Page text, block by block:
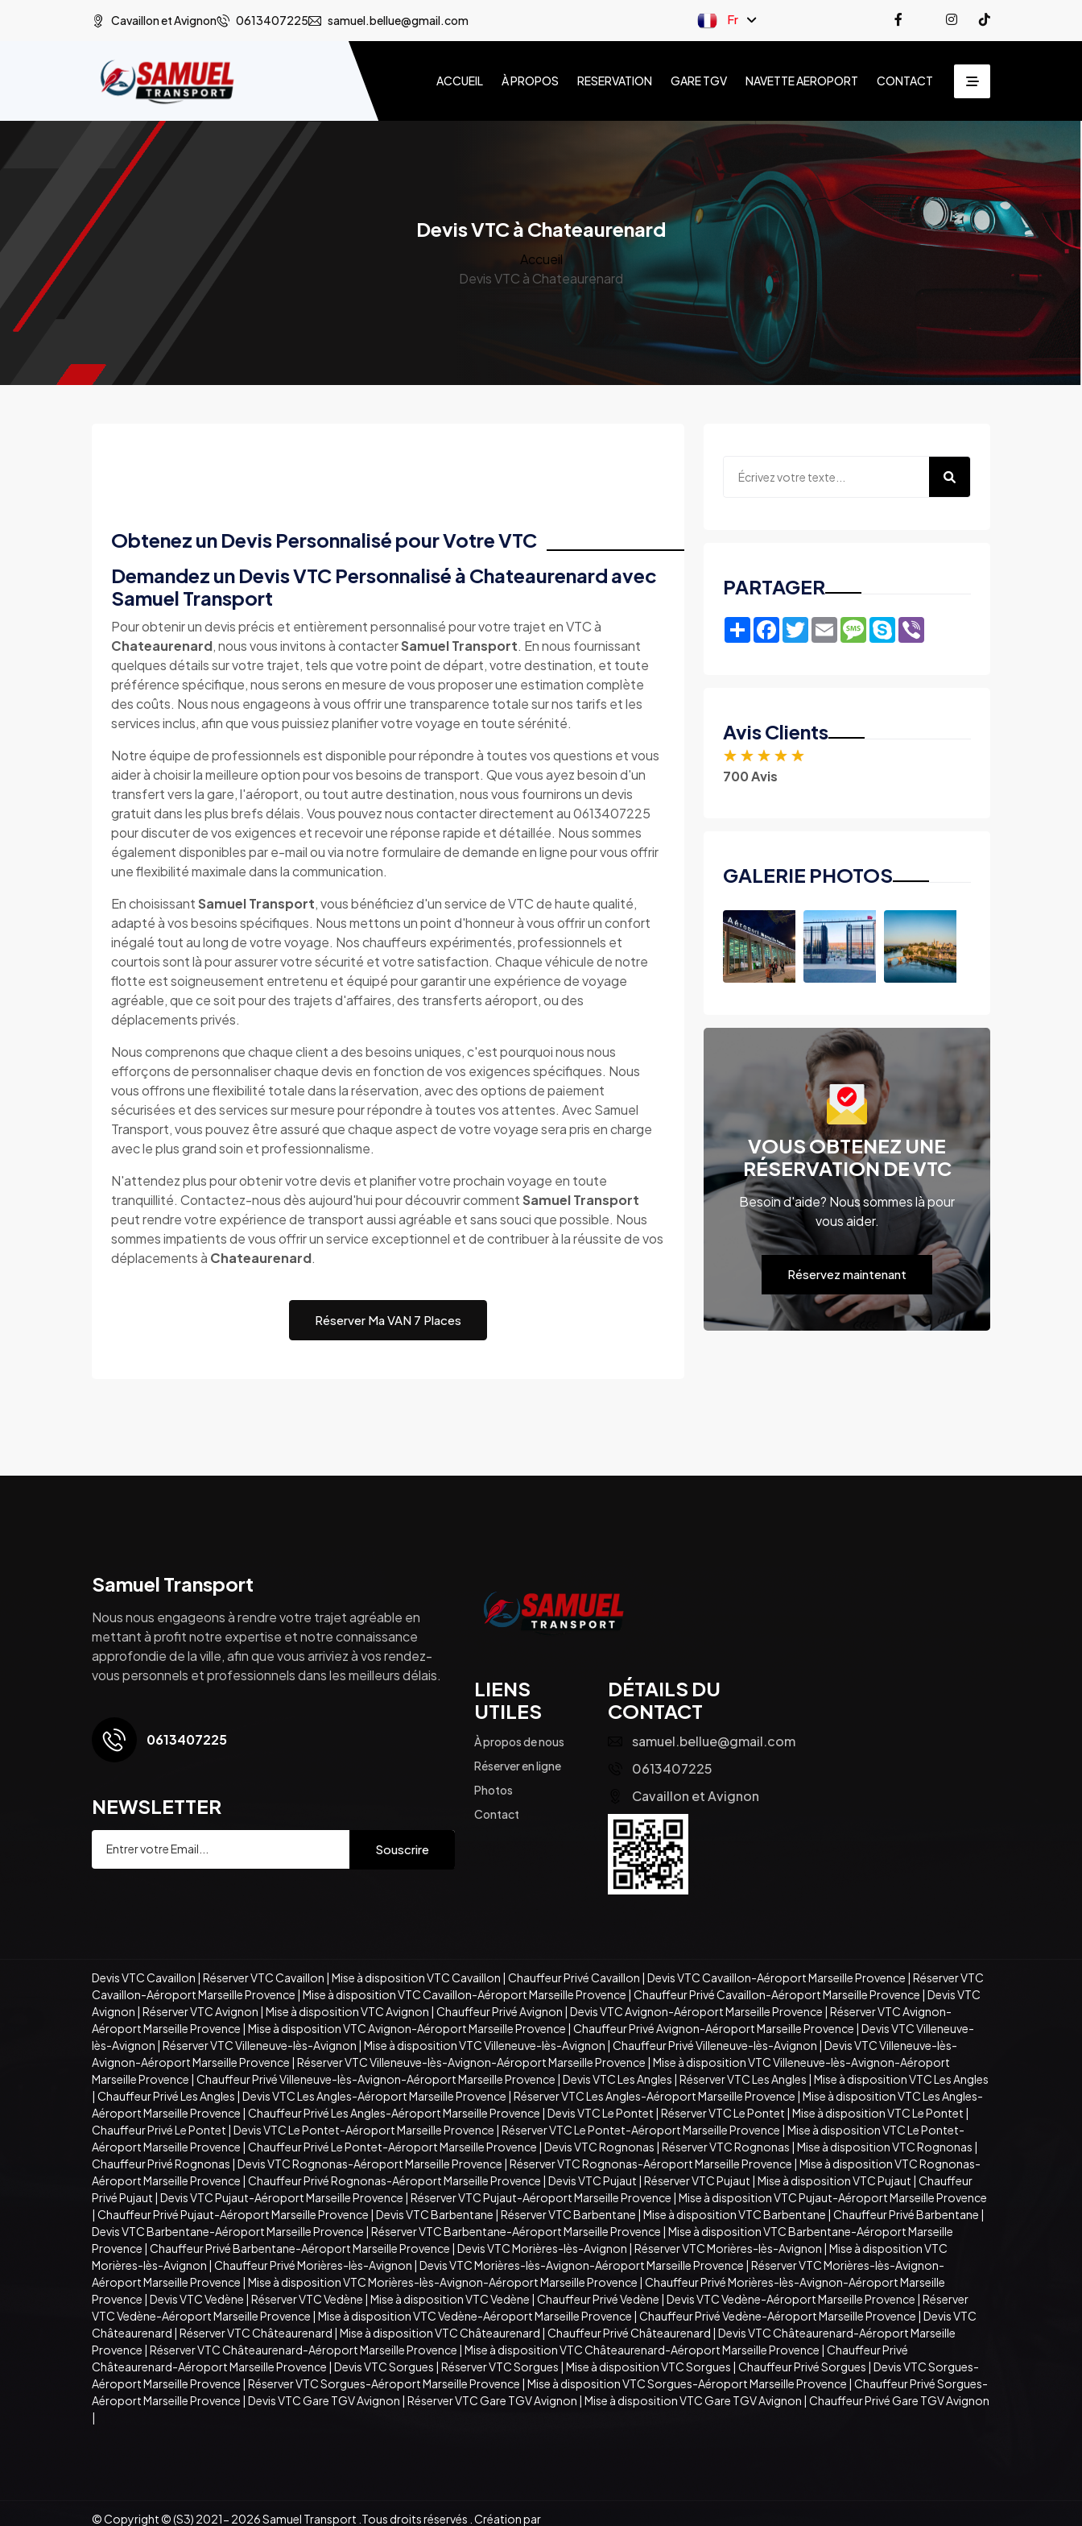
Cavaillon et Avignon 0613407225 samuel.bellue@gmail.com Fr
ACCUEIL À PROPOS RESERVATION GARE TGV NAVETTE AEROPORT CONTACT
Devis VTC à Chateaurenard
Accueil
Devis VTC à Chateaurenard
Obtenez un Devis Personnalisé pour Votre VTC
Demandez un Devis VTC Personnalisé à Chateaurenard avec
Samuel Transport
Pour obtenir un devis précis et entièrement personnalisé pour votre trajet en VTC à
Chateaurenard, nous vous invitons à contacterSamuel Transport. En nous fournissant
quelques détails sur votre trajet, tels que votre point de départ, votre destination, et toute
préférence spécifique, nous serons en mesure de vous proposer une estimation complète
des coûts. Nous nous engageons à vous offrir une transparence totale sur nos tarifs et les
services inclus, afin que vous puissiez planifier votre voyage en toute sérénité.
Notre équipe de professionnels est disponible pour répondre à toutes vos questions et vous
aider à choisir la meilleure option pour vos besoins de transport. Que vous ayez besoin d'un
transfert vers la gare, l'aéroport, ou tout autre destination, nous vous fournirons un devis
gratuit dans les plus brefs délais. Vous pouvez nous contacter directement au 0613407225
pour discuter de vos exigences et recevoir une réponse rapide et détaillée. Nous sommes
également disponibles par e-mail ou via notre formulaire de demande en ligne pour vous offrir
une flexibilité maximale dans la communication.
En choisissantSamuel Transport, vous bénéficiez d'un service de VTC de haute qualité,
adapté à vos besoins spécifiques. Nous mettons un point d'honneur à vous offrir un confort
inégalé tout au long de votre voyage. Nos chauffeurs expérimentés, professionnels et
courtois sont là pour assurer votre sécurité et votre satisfaction. Chaque véhicule de notre
flotte est soigneusement entretenu et équipé pour garantir une expérience de voyage
agréable, que ce soit pour des trajets d'affaires, des transferts aéroport, ou des
déplacements privés.
Nous comprenons que chaque client a des besoins uniques, c'est pourquoi nous nous
efforçons de personnaliser chaque devis en fonction de vos exigences spécifiques. Nous
vous offrons une flexibilité totale dans la réservation, avec des options de paiement
sécurisées et des services sur mesure pour répondre à toutes vos attentes. Avec Samuel
Transport, vous pouvez être assuré que chaque aspect de votre voyage sera pris en charge
avec le plus grand soin et professionnalisme.
N'attendez plus pour obtenir votre devis et planifier votre prochain voyage en toute
tranquillité. Contactez-nous dès aujourd'hui pour découvrir commentSamuel Transport
peut rendre votre expérience de transport aussi agréable et sans souci que possible. Nous
sommes impatients de vous offrir un service exceptionnel et de contribuer à la réussite de vos
déplacements à Chateaurenard.
Réserver Ma VAN 7 Places
PARTAGER
ShareFacebook
TwitterEmailMessage
Skype
Avis Clients
★ ★ ★ ★ ★
700 Avis
GALERIE PHOTOS
VOUS OBTENEZ UNE
RÉSERVATION DE VTC
Besoin d'aide? Nous sommes là pour
vous aider.
Réservez maintenant
Samuel Transport
Nous nous engageons à rendre votre trajet agréable en
mettant à profit notre expertise et notre connaissance
approfondie de la ville, afin que vous arriviez à vos rendez-
vous personnels et professionnels dans les meilleurs délais.
0613407225
NEWSLETTER
Souscrire
LIENS
UTILES
À propos de nous
Réserver en ligne
Photos
Contact
DÉTAILS DU
CONTACT
samuel.bellue@gmail.com
0613407225
Cavaillon et Avignon
Devis VTC Cavaillon | Réserver VTC Cavaillon | Mise à disposition VTC Cavaillon | Chauffeur Privé Cavaillon | Devis VTC Cavaillon-Aéroport Marseille Provence | Réserver VTC
Cavaillon-Aéroport Marseille Provence | Mise à disposition VTC Cavaillon-Aéroport Marseille Provence | Chauffeur Privé Cavaillon-Aéroport Marseille Provence | Devis VTC
Avignon | Réserver VTC Avignon | Mise à disposition VTC Avignon | Chauffeur Privé Avignon | Devis VTC Avignon-Aéroport Marseille Provence | Réserver VTC Avignon-
Aéroport Marseille Provence | Mise à disposition VTC Avignon-Aéroport Marseille Provence | Chauffeur Privé Avignon-Aéroport Marseille Provence | Devis VTC Villeneuve-
lès-Avignon | Réserver VTC Villeneuve-lès-Avignon | Mise à disposition VTC Villeneuve-lès-Avignon | Chauffeur Privé Villeneuve-lès-Avignon | Devis VTC Villeneuve-lès-
Avignon-Aéroport Marseille Provence | Réserver VTC Villeneuve-lès-Avignon-Aéroport Marseille Provence | Mise à disposition VTC Villeneuve-lès-Avignon-Aéroport
Marseille Provence | Chauffeur Privé Villeneuve-lès-Avignon-Aéroport Marseille Provence | Devis VTC Les Angles | Réserver VTC Les Angles | Mise à disposition VTC Les Angles
| Chauffeur Privé Les Angles | Devis VTC Les Angles-Aéroport Marseille Provence | Réserver VTC Les Angles-Aéroport Marseille Provence | Mise à disposition VTC Les Angles-
Aéroport Marseille Provence | Chauffeur Privé Les Angles-Aéroport Marseille Provence | Devis VTC Le Pontet | Réserver VTC Le Pontet | Mise à disposition VTC Le Pontet |
Chauffeur Privé Le Pontet | Devis VTC Le Pontet-Aéroport Marseille Provence | Réserver VTC Le Pontet-Aéroport Marseille Provence | Mise à disposition VTC Le Pontet-
Aéroport Marseille Provence | Chauffeur Privé Le Pontet-Aéroport Marseille Provence | Devis VTC Rognonas | Réserver VTC Rognonas | Mise à disposition VTC Rognonas |
Chauffeur Privé Rognonas | Devis VTC Rognonas-Aéroport Marseille Provence | Réserver VTC Rognonas-Aéroport Marseille Provence | Mise à disposition VTC Rognonas-
Aéroport Marseille Provence | Chauffeur Privé Rognonas-Aéroport Marseille Provence | Devis VTC Pujaut | Réserver VTC Pujaut | Mise à disposition VTC Pujaut | Chauffeur
Privé Pujaut | Devis VTC Pujaut-Aéroport Marseille Provence | Réserver VTC Pujaut-Aéroport Marseille Provence | Mise à disposition VTC Pujaut-Aéroport Marseille Provence
| Chauffeur Privé Pujaut-Aéroport Marseille Provence | Devis VTC Barbentane | Réserver VTC Barbentane | Mise à disposition VTC Barbentane | Chauffeur Privé Barbentane |
Devis VTC Barbentane-Aéroport Marseille Provence | Réserver VTC Barbentane-Aéroport Marseille Provence | Mise à disposition VTC Barbentane-Aéroport Marseille
Provence | Chauffeur Privé Barbentane-Aéroport Marseille Provence | Devis VTC Morières-lès-Avignon | Réserver VTC Morières-lès-Avignon | Mise à disposition VTC
Morières-lès-Avignon | Chauffeur Privé Morières-lès-Avignon | Devis VTC Morières-lès-Avignon-Aéroport Marseille Provence | Réserver VTC Morières-lès-Avignon-
Aéroport Marseille Provence | Mise à disposition VTC Morières-lès-Avignon-Aéroport Marseille Provence | Chauffeur Privé Morières-lès-Avignon-Aéroport Marseille
Provence | Devis VTC Vedène | Réserver VTC Vedène | Mise à disposition VTC Vedène | Chauffeur Privé Vedène | Devis VTC Vedène-Aéroport Marseille Provence | Réserver
VTC Vedène-Aéroport Marseille Provence | Mise à disposition VTC Vedène-Aéroport Marseille Provence | Chauffeur Privé Vedène-Aéroport Marseille Provence | Devis VTC
Châteaurenard | Réserver VTC Châteaurenard | Mise à disposition VTC Châteaurenard | Chauffeur Privé Châteaurenard | Devis VTC Châteaurenard-Aéroport Marseille
Provence | Réserver VTC Châteaurenard-Aéroport Marseille Provence | Mise à disposition VTC Châteaurenard-Aéroport Marseille Provence | Chauffeur Privé
Châteaurenard-Aéroport Marseille Provence | Devis VTC Sorgues | Réserver VTC Sorgues | Mise à disposition VTC Sorgues | Chauffeur Privé Sorgues | Devis VTC Sorgues-
Aéroport Marseille Provence | Réserver VTC Sorgues-Aéroport Marseille Provence | Mise à disposition VTC Sorgues-Aéroport Marseille Provence | Chauffeur Privé Sorgues-
Aéroport Marseille Provence | Devis VTC Gare TGV Avignon | Réserver VTC Gare TGV Avignon | Mise à disposition VTC Gare TGV Avignon | Chauffeur Privé Gare TGV Avignon
|
© Copyright © (S3) 2021- 2026 Samuel Transport .Tous droits réservés . Création par